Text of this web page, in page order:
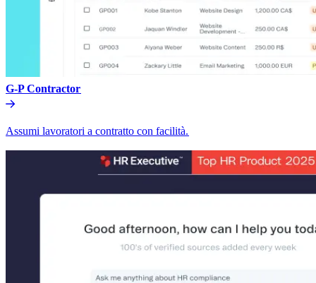
G-P Contractor​​
Assumi lavoratori a contratto con facilità.​​